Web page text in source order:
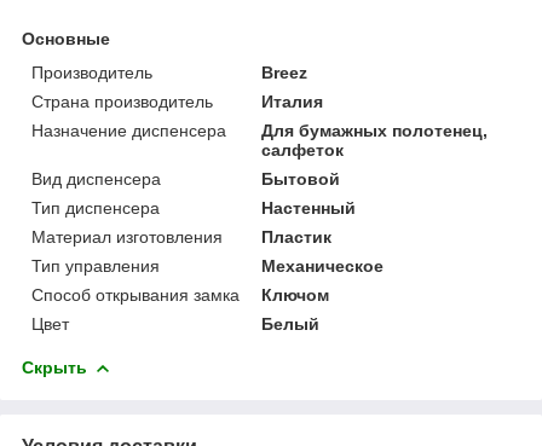
Основные
Производитель
Breez
Страна производитель
Италия
Назначение диспенсера
Для бумажных полотенец,
салфеток
Вид диспенсера
Бытовой
Тип диспенсера
Настенный
Материал изготовления
Пластик
Тип управления
Механическое
Способ открывания замка
Ключом
Цвет
Белый
Скрыть